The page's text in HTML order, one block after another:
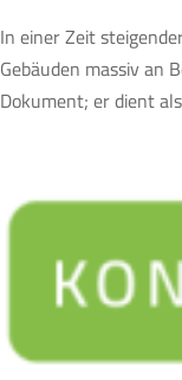
In einer Zeit
Gebäuden massiv an
Dokument; er dient